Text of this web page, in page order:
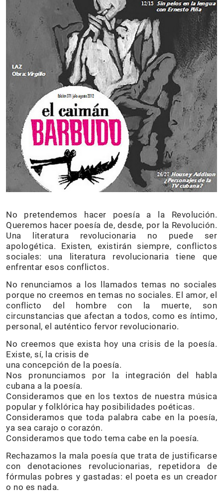
No pretendemos hacer poesía a la Revolución.
Queremos hacer poesía de, desde, por la Revolución.
Una literatura revolucionaria no puede ser
apologética. Existen, existirán siempre, conflictos
sociales: una literatura revolucionaria tiene que
enfrentar esos conflictos.
No renunciamos a los llamados temas no sociales
porque no creemos en temas no sociales. El amor, el
conflicto del hombre con la muerte, son
circunstancias que afectan a todos, como es íntimo,
personal, el auténtico fervor revolucionario.
No creemos que exista hoy una crisis de la poesía.
Existe, sí, la crisis de
una concepción de la poesía.
Nos pronunciamos por la integración del habla
cubana a la poesía.
Consideramos que en los textos de nuestra música
popular y folklórica hay posibilidades poéticas.
Consideramos que toda palabra cabe en la poesía,
ya sea carajo o corazón.
Consideramos que todo tema cabe en la poesía.
Rechazamos la mala poesía que trata de justificarse
con denotaciones revolucionarias, repetidora de
fórmulas pobres y gastadas: el poeta es un creador
o no es nada.